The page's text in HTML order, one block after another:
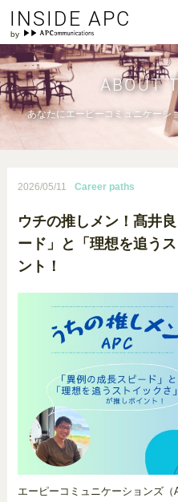
INSIDE APC
ABOUT
あなたにエーピーコミュニケーシ
2026/05/11 Career paths
ウチの推しメン！髙井
ード」と「理想を追う
ント！
エーピーコミュニケーションズ